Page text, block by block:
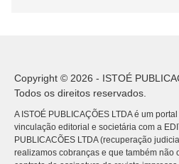
Copyright © 2026 - ISTOÉ
Todos os direitos reservados.
A ISTOÉ PUBLICAÇÕES LTDA é um
vinculação editorial e societária com a
PUBLICACÕES LTDA (recuperação
realizamos cobranças e que também não